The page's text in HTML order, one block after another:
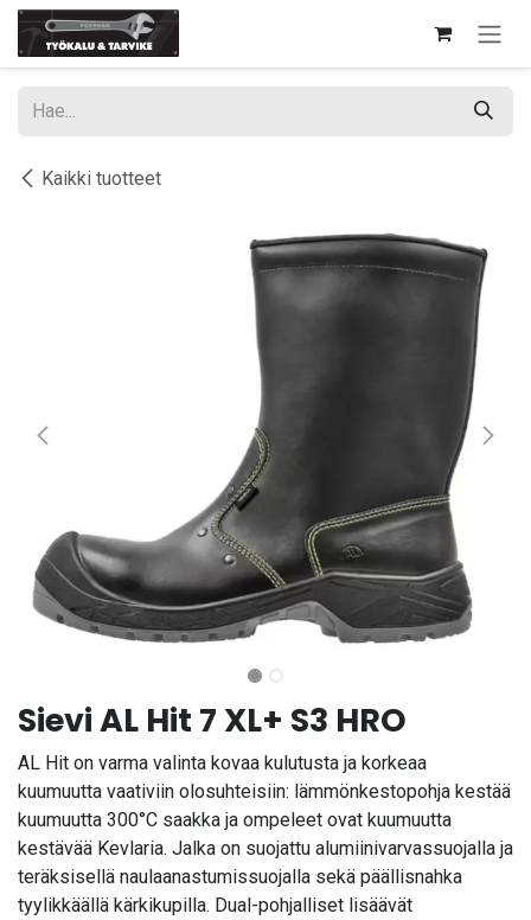
Siirry sisältöön
Kaikki tuotteet
Sievi AL Hit 7 XL+ S3 HRO
AL Hit on varma valinta kovaa kulutusta ja korkeaa
kuumuutta vaativiin olosuhteisiin: lämmönkestopohja kestää
kuumuutta 300°C saakka ja ompeleet ovat kuumuutta
kestävää Kevlaria. Jalka on suojattu alumiinivarvassuojalla ja
teräksisellä naulaanastumissuojalla sekä päällisnahka
tyylikkäällä kärkikupilla. Dual-pohjalliset lisäävät